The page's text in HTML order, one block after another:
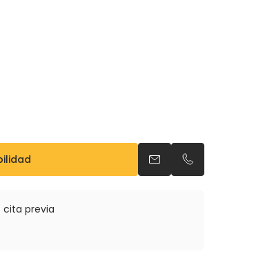
Enviar un email
Llamar por
cita previa